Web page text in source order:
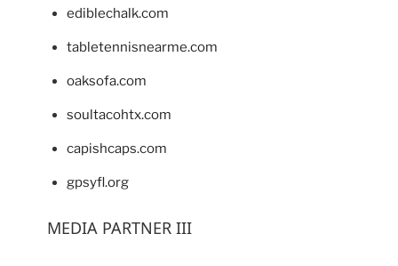
ediblechalk.com
tabletennisnearme.com
oaksofa.com
soultacohtx.com
capishcaps.com
gpsyfl.org
MEDIA PARTNER III